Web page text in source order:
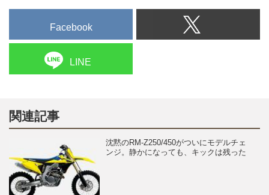
Facebook
LINE
関連記事
沈黙のRM-Z250/450がついにモデルチェ
ンジ。静かになっても、キックは残った